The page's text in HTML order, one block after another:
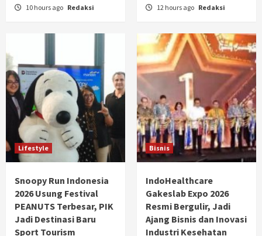
10 hours ago Redaksi 12 hours ago Redaksi
Lifestyle
Snoopy Run Indonesia
2026 Usung Festival
PEANUTS Terbesar, PIK
Jadi Destinasi Baru
Sport Tourism
Bisnis
IndoHealthcare
Gakeslab Expo 2026
Resmi Bergulir, Jadi
Ajang Bisnis dan Inovasi
Industri Kesehatan